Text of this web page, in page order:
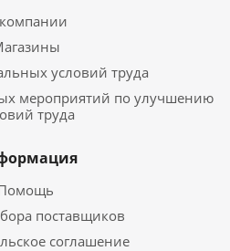
условий труда
мероприятий по улучшению
труда
поставщиков
соглашение